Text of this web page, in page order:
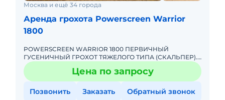
Москва и ещё 34 города
Аренда грохота Powerscreen Warrior
1800
POWERSCREEN WARRIOR 1800 ПЕРВИЧНЫЙ
ГУСЕНИЧНЫЙ ГРОХОТ ТЯЖЕЛОГО ТИПА (СКАЛЬПЕР).
Цена по запросу Тип грохота: вибрационные Способ
перемещения: самоходные Самы
Цена по запросу
Позвонить Заказать Обратный звонок